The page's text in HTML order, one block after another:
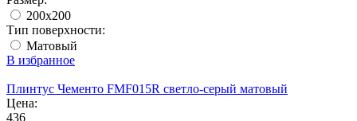
200x200
Тип поверхности:
Матовый
В избранное
Плинтус Чементо FMF015R светло-серый матовый
Цена:
436